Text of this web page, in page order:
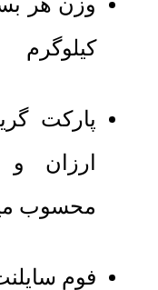
کیلوگرم
پارکت
ارزان
محسوب